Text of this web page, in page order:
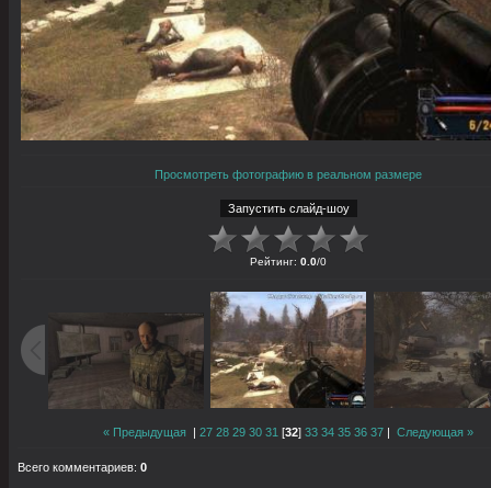
Просмотреть фотографию в реальном размере
Рейтинг: 0.0/0
« Предыдущая |27 28 29 30 31 [32]33 34 35 36 37 |Следующая »
Всего комментариев: 0